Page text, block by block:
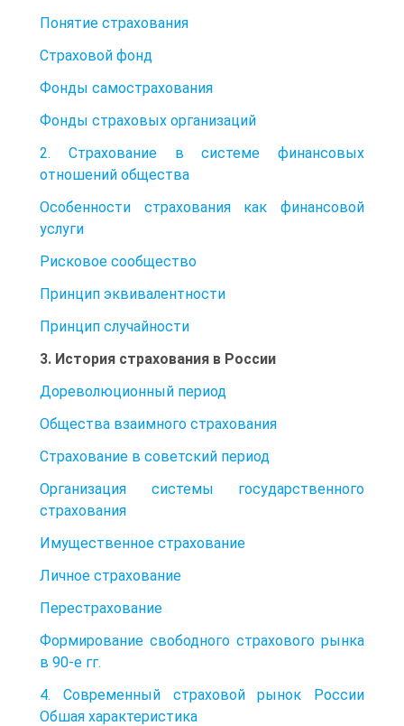
Понятие страхования
Страховой фонд
Фонды самострахования
Фонды страховых организаций
2. Страхование в системе финансовых
отношений общества
Особенности страхования как финансовой
услуги
Рисковое сообщество
Принцип эквивалентности
Принцип случайности
3. История страхования в России
Дореволюционный период
Общества взаимного страхования
Страхование в советский период
Организация системы государственного
страхования
Имущественное страхование
Личное страхование
Перестрахование
Формирование свободного страхового рынка
в 90-е гг.
4. Современный страховой рынок России
Обшая характеристика